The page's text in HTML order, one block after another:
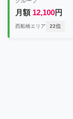
月額 12,100円
西船橋エリア 22位